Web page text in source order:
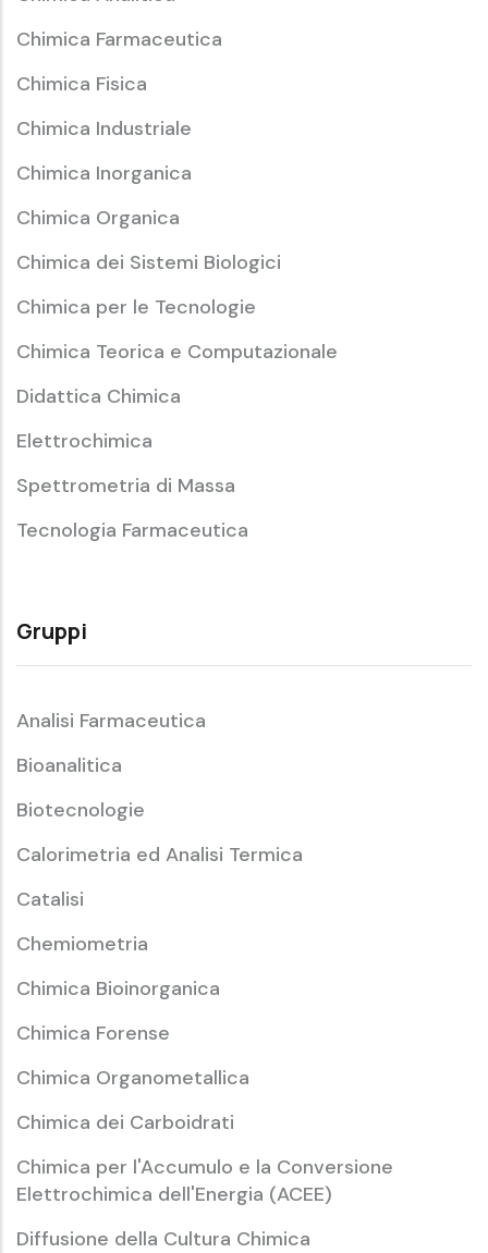
Chimica Farmaceutica
Chimica Fisica
Chimica Industriale
Chimica Inorganica
Chimica Organica
Chimica dei Sistemi Biologici
Chimica per le Tecnologie
Chimica Teorica e Computazionale
Didattica Chimica
Elettrochimica
Spettrometria di Massa
Tecnologia Farmaceutica
Gruppi
Analisi Farmaceutica
Bioanalitica
Biotecnologie
Calorimetria ed Analisi Termica
Catalisi
Chemiometria
Chimica Bioinorganica
Chimica Forense
Chimica Organometallica
Chimica dei Carboidrati
Chimica per l'Accumulo e la Conversione
Elettrochimica dell'Energia (ACEE)
Diffusione della Cultura Chimica